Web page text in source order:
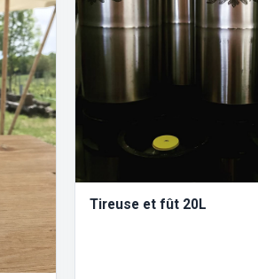
Tireuse et fût 20L